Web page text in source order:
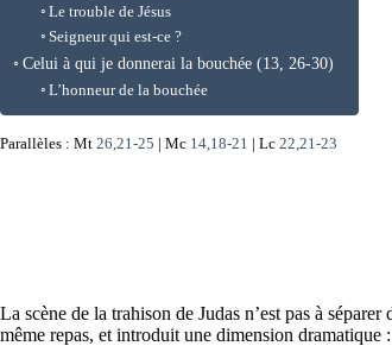
Le trouble de Jésus
Seigneur qui est-ce ?
Celui à qui je donnerai la bouchée (13, 26-30)
L’honneur de la bouchée
Parallèles : Mt 26,21-25 | Mc 14,18-21 | Lc 22,21-23
La scène de la trahison de Judas n’est pas à
même repas, et introduit une dimension dramatique